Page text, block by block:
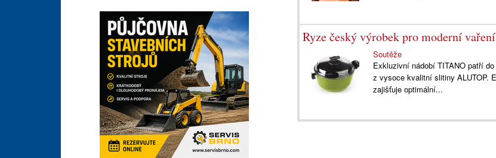
Ryze český výrobek pro moderní
Soutěže
Exkluzivní nádobí TITANO patří
z vysoce kvalitní slitiny ALUTOP.
zajišťuje optimální...